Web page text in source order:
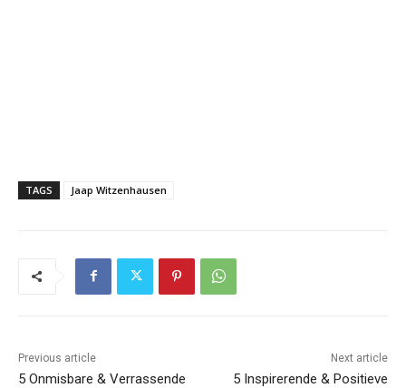
TAGS Jaap Witzenhausen
Previous article
5 Onmisbare & Verrassende
Next article
5 Inspirerende & Positieve